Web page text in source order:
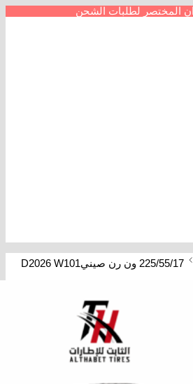
المختصر لطلبات الشحن
225/55/17 ون رن صينيD2026 W101